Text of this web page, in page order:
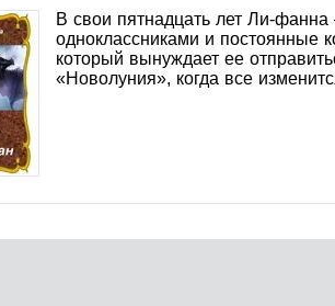
В свои пятнадцать лет Ли-
одноклассниками и постоянные
который вынуждает ее
«Новолуния», когда все